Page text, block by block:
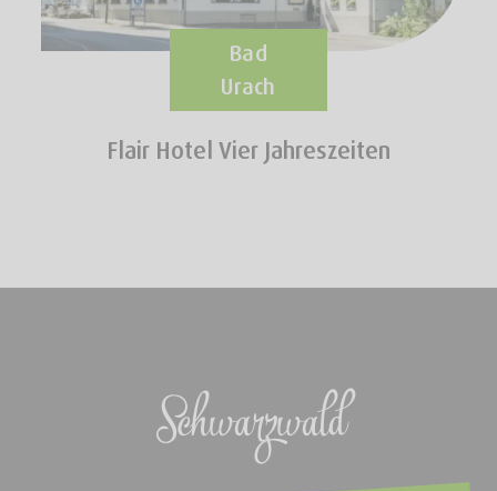
Bad
Urach
Flair Hotel Vier Jahreszeiten
Schwarzwald